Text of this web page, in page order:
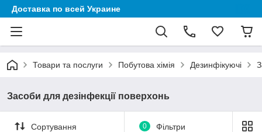
Доставка по всей Украине
Товари та послуги Побутова хімія Дезинфікуючі
Засоби для дезінфекції поверхонь
Сортування 0 Фільтри